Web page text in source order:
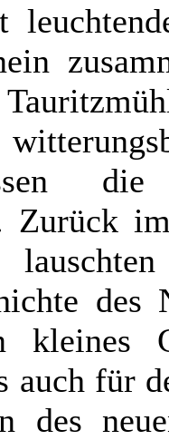
Zurück
kleines
auch für
des